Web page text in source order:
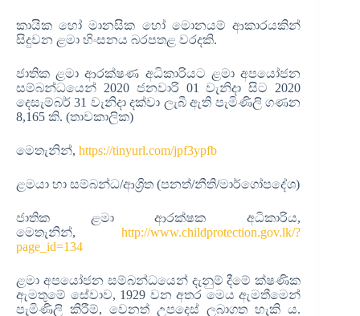
කායික හෝ මානසික හෝ මොනයම් ආකාරයකින්
සිදුවන ළමා හිංසනය බරපතළ වරදකි.
ජාතික ළමා ආරක්ෂණ අධිකාරියට ළමා අපයෝජන
සම්බන්ධයෙන් 2020 ජනවාරි 01 වැනිදා සිට 2020
දෙසැම්බර් 31 වැනිදා දක්වා ලැබී ඇති පැමිණිලි ගණන
8,165 කි. (තාවකාලික)
මෙතැනින්, https://tinyurl.com/jpf3ypfb
ළමයා හා සම්බන්ධ/ආශ්‍රිත (පනත්/නීති/මාර්ගෝපදේශ)
ජාතික ළමා ආරක්ෂක අධිකාරිය,
මෙතැනින්,http://www.childprotection.gov.lk/?
page_id=134
ළමා අපයෝජන සම්බන්ධයෙන් දැනුම් දීමේ ක්ෂණික
ඇමතුමේ සේවාව, 1929 වන අතර මෙය ඇමතීමෙන්
පැමිණිලි කිරීම්, වෙනත් උපදෙස් ලබාගත හැකි ය.